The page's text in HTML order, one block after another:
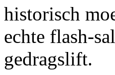
historisch
echte flash-
gedragslift.